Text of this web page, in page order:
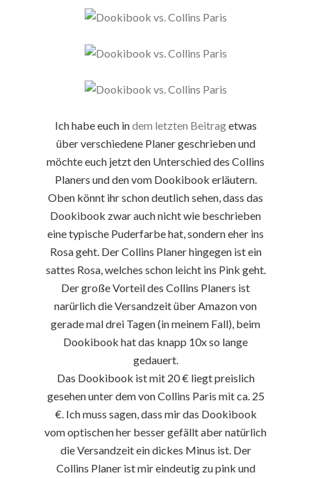
Ich habe euch indem letzten Beitragetwas
über verschiedene Planer geschrieben und
möchte euch jetzt den Unterschied des Collins
Planers und den vom Dookibook erläutern.
Oben könnt ihr schon deutlich sehen, dass das
Dookibook zwar auch nicht wie beschrieben
eine typische Puderfarbe hat, sondern eher ins
Rosa geht. Der Collins Planer hingegen ist ein
sattes Rosa, welches schon leicht ins Pink geht.
Der große Vorteil des Collins Planers ist
narürlich die Versandzeit über Amazon von
gerade mal drei Tagen (in meinem Fall), beim
Dookibook hat das knapp 10x so lange
gedauert.
Das Dookibook ist mit 20 € liegt preislich
gesehen unter dem von Collins Paris mit ca. 25
€. Ich muss sagen, dass mir das Dookibook
vom optischen her besser gefällt aber natürlich
die Versandzeit ein dickes Minus ist. Der
Collins Planer ist mir eindeutig zu pink und